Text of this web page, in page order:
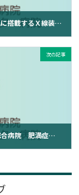
令和6年11月15日 物品調達等（済生丸に搭載するＸ線装置（胃部Ｘ線、胸部集検用Ｘ線、ＦＰＤ））に係る一般競争入札公告
次の記事
山陽新聞「メディカ」に「岡山済生会総合病院 肥満症外来を月、木曜に開設」の記事が掲載されました（2024年11月18日 朝刊）